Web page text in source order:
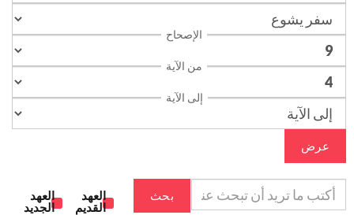
الإصحاح
من الآية
إلى الآية
عرض
بحث
العهد
القديم
العهد
الجديد